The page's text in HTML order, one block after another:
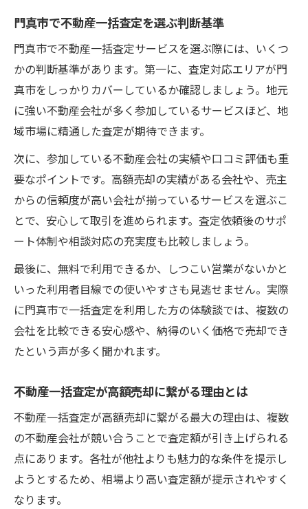
門真市で不動産一括査定を選ぶ判断基準
門真市で不動産一括査定サービスを選ぶ際には、いくつ
かの判断基準があります。第一に、査定対応エリアが門
真市をしっかりカバーしているか確認しましょう。地元
に強い不動産会社が多く参加しているサービスほど、地
域市場に精通した査定が期待できます。
次に、参加している不動産会社の実績や口コミ評価も重
要なポイントです。高額売却の実績がある会社や、売主
からの信頼度が高い会社が揃っているサービスを選ぶこ
とで、安心して取引を進められます。査定依頼後のサポ
ート体制や相談対応の充実度も比較しましょう。
最後に、無料で利用できるか、しつこい営業がないかと
いった利用者目線での使いやすさも見逃せません。実際
に門真市で一括査定を利用した方の体験談では、複数の
会社を比較できる安心感や、納得のいく価格で売却でき
たという声が多く聞かれます。
不動産一括査定が高額売却に繋がる理由とは
不動産一括査定が高額売却に繋がる最大の理由は、複数
の不動産会社が競い合うことで査定額が引き上げられる
点にあります。各社が他社よりも魅力的な条件を提示し
ようとするため、相場より高い査定額が提示されやすく
なります。